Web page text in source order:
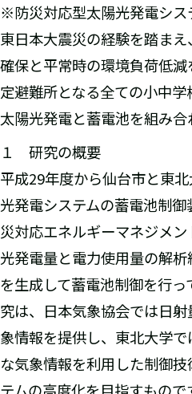
※防災対応型太陽光発電シス
東日本大震災の経験を踏ま
確保と平常時の環境負荷低
定避難所となる全ての小中
太陽光発電と蓄電池を組み
１ 研究の概要
平成29年度から仙台市と東
光発電システムの蓄電池制
災対応エネルギーマネジメ
光発電量と電力使用量の解
を生成して蓄電池制御を行
究は、日本気象協会では日
象情報を提供し、東北大学
な気象情報を利用した制御